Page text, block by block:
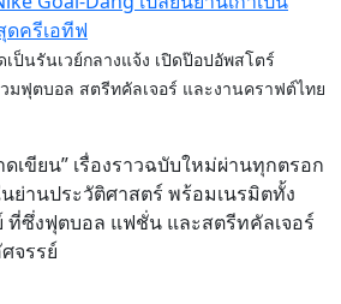
ป็นรันเวย์กลางแจ้ง เปิดป๊อปอัพสโตร์
มฟุตบอล สตรีทคัลเจอร์ และงานคราฟต์ไทย
ดเขียน” เรื่องราวฉบับใหม่ผ่านทุกตรอก
ย่านประวัติศาสตร์ พร้อมเนรมิตทั้ง
ที่ซึ่งฟุตบอล แฟชั่น และสตรีทคัลเจอร์
จรรย์